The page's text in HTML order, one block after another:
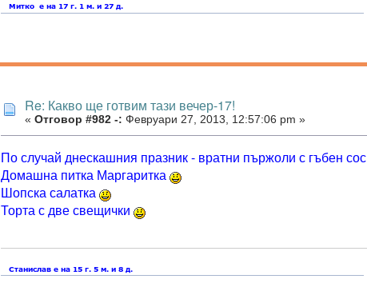
Re: Какво ще готвим тази вечер-17!
« Отговор #982 -: Февруари 27, 2013, 12:57:06 pm »
По случай днескашния празник - вратни пържоли с гъбен сос
Домашна питка Маргаритка
Шопска салатка
Торта с две свещички